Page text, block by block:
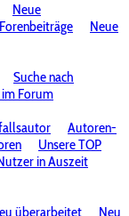
Neue
Forenbeiträge
Neue
Suche nach
Forum
Autoren-
Unsere TOP
in Auszeit
überarbeitet
Neu